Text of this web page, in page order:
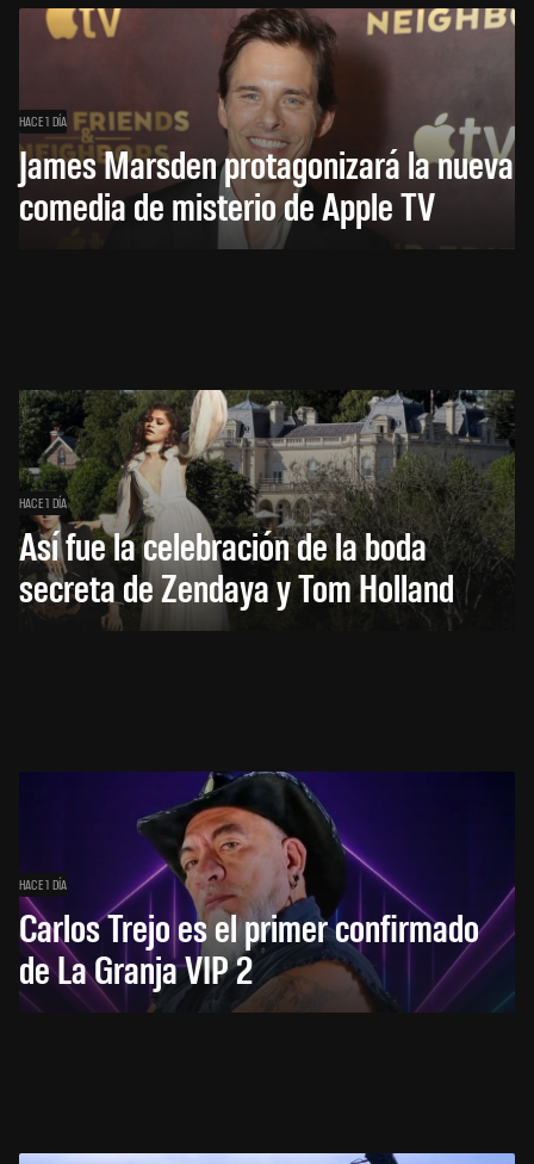
HACE 1 DÍA
James Marsden protagonizará la nueva
comedia de misterio de Apple TV
HACE 1 DÍA
Así fue la celebración de la boda
secreta de Zendaya y Tom Holland
HACE 1 DÍA
Carlos Trejo es el primer confirmado
de La Granja VIP 2